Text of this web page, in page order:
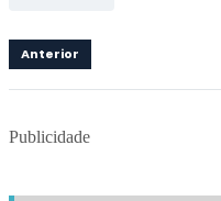
Anterior
Publicidade